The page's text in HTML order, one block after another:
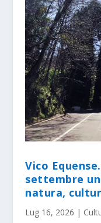
Vico
settembre
natura,
Lug 16, 2026 |